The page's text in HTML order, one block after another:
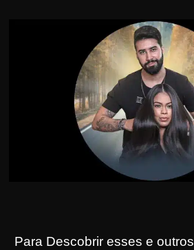
Para Descobrir esses e outros